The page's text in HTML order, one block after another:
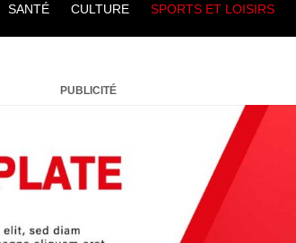
SANTÉ CULTURE SPORTS ET LOISIRS
PUBLICITÉ